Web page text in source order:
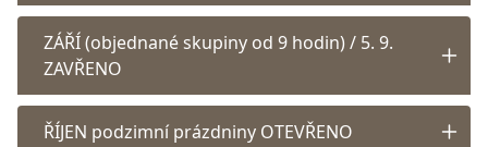
ZÁŘÍ (objednané skupiny od 9 hodin) / 5. 9.
ZAVŘENO
ŘÍJEN podzimní prázdniny OTEVŘENO